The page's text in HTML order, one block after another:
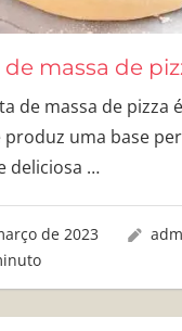
de massa de
de massa de pizza
produz uma base
deliciosa …
de 2023